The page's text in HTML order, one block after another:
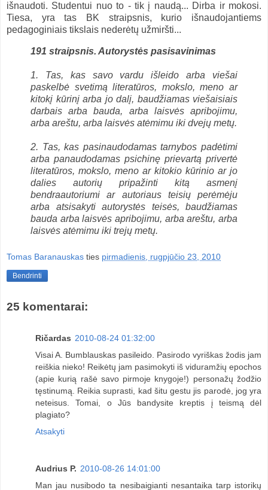
išnaudoti. Studentui nuo to - tik į naudą... Dirba ir mokosi.
Tiesa, yra tas BK straipsnis, kurio išnaudojantiems
pedagoginiais tikslais nederėtų užmiršti...
191 straipsnis. Autorystės pasisavinimas
1. Tas, kas savo vardu išleido arba viešai
paskelbė svetimą literatūros, mokslo, meno ar
kitokį kūrinį arba jo dalį, baudžiamas viešaisiais
darbais arba bauda, arba laisvės apribojimu,
arba areštu, arba laisvės atėmimu iki dvejų metų.
2. Tas, kas pasinaudodamas tarnybos padėtimi
arba panaudodamas psichinę prievartą privertė
literatūros, mokslo, meno ar kitokio kūrinio ar jo
dalies autorių pripažinti kitą asmenį
bendraautoriumi ar autoriaus teisių perėmėju
arba atsisakyti autorystės teisės, baudžiamas
bauda arba laisvės apribojimu, arba areštu, arba
laisvės atėmimu iki trejų metų.
Tomas Baranauskas ties pirmadienis, rugpjūčio 23, 2010
Bendrinti
25 komentarai:
Ričardas 2010-08-24 01:32:00
Visai A. Bumblauskas pasileido. Pasirodo vyriškas žodis jam
reiškia nieko! Reikėtų jam pasimokyti iš viduramžių epochos
(apie kurią rašė savo pirmoje knygoje!) personažų žodžio
tęstinumą. Reikia suprasti, kad šitu gestu jis parodė, jog yra
neteisus. Tomai, o Jūs bandysite kreptis į teismą dėl
plagiato?
Atsakyti
Audrius P. 2010-08-26 14:01:00
Man jau nusibodo ta nesibaigianti nesantaika tarp istorikų